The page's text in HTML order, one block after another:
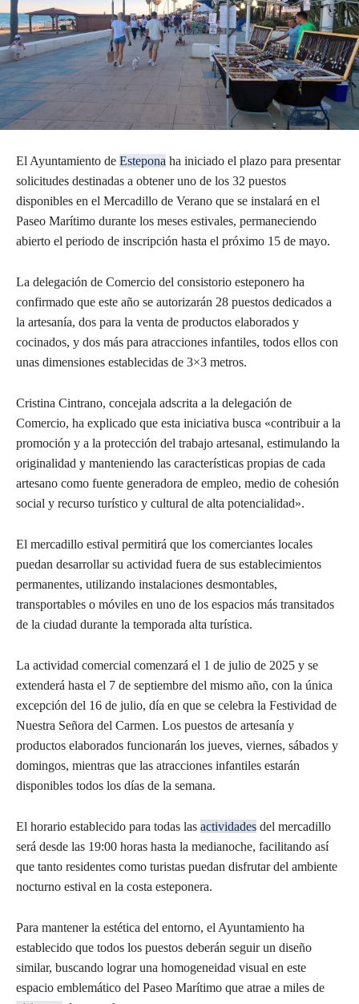
El Ayuntamiento de Estepona ha iniciado el plazo para presentar
solicitudes destinadas a obtener uno de los 32 puestos
disponibles en el Mercadillo de Verano que se instalará en el
Paseo Marítimo durante los meses estivales, permaneciendo
abierto el periodo de inscripción hasta el próximo 15 de mayo.
La delegación de Comercio del consistorio esteponero ha
confirmado que este año se autorizarán 28 puestos dedicados a
la artesanía, dos para la venta de productos elaborados y
cocinados, y dos más para atracciones infantiles, todos ellos con
unas dimensiones establecidas de 3×3 metros.
Cristina Cintrano, concejala adscrita a la delegación de
Comercio, ha explicado que esta iniciativa busca «contribuir a la
promoción y a la protección del trabajo artesanal, estimulando la
originalidad y manteniendo las características propias de cada
artesano como fuente generadora de empleo, medio de cohesión
social y recurso turístico y cultural de alta potencialidad».
El mercadillo estival permitirá que los comerciantes locales
puedan desarrollar su actividad fuera de sus establecimientos
permanentes, utilizando instalaciones desmontables,
transportables o móviles en uno de los espacios más transitados
de la ciudad durante la temporada alta turística.
La actividad comercial comenzará el 1 de julio de 2025 y se
extenderá hasta el 7 de septiembre del mismo año, con la única
excepción del 16 de julio, día en que se celebra la Festividad de
Nuestra Señora del Carmen. Los puestos de artesanía y
productos elaborados funcionarán los jueves, viernes, sábados y
domingos, mientras que las atracciones infantiles estarán
disponibles todos los días de la semana.
El horario establecido para todas las actividades del mercadillo
será desde las 19:00 horas hasta la medianoche, facilitando así
que tanto residentes como turistas puedan disfrutar del ambiente
nocturno estival en la costa esteponera.
Para mantener la estética del entorno, el Ayuntamiento ha
establecido que todos los puestos deberán seguir un diseño
similar, buscando lograr una homogeneidad visual en este
espacio emblemático del Paseo Marítimo que atrae a miles de